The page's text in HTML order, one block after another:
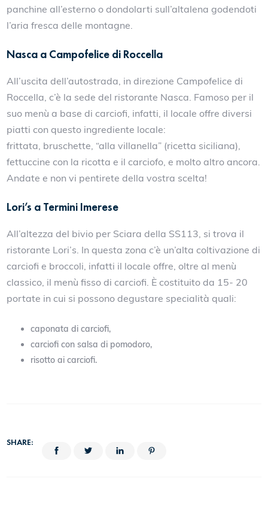
panchine all’esterno o dondolarti sull’altalena godendoti
l’aria fresca delle montagne.
Nasca a Campofelice di Roccella
All’uscita dell’autostrada, in direzione Campofelice di
Roccella, c’è la sede del ristorante Nasca. Famoso per il
suo menù a base di carciofi, infatti, il locale offre diversi
piatti con questo ingrediente locale:
frittata, bruschette, “alla villanella” (ricetta siciliana),
fettuccine con la ricotta e il carciofo, e molto altro ancora.
Andate e non vi pentirete della vostra scelta!
Lori’s a Termini Imerese
All’altezza del bivio per Sciara della SS113, si trova il
ristorante Lori’s. In questa zona c’è un’alta coltivazione di
carciofi e broccoli, infatti il locale offre, oltre al menù
classico, il menù fisso di carciofi. È costituito da 15- 20
portate in cui si possono degustare specialità quali:
caponata di carciofi,
carciofi con salsa di pomodoro,
risotto ai carciofi.
SHARE: